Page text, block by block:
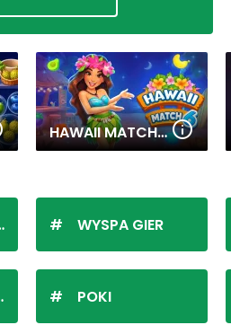
HAWAII MATCH 6
WYSPA GIER
POKI